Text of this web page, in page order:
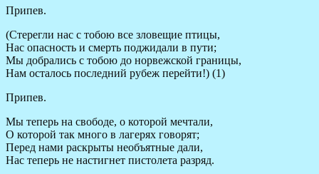
Припев.
(Стерегли нас с тобою все зловещие птицы,
Нас опасность и смерть поджидали в пути;
Мы добрались с тобою до норвежской границы,
Нам осталось последний рубеж перейти!) (1)
Припев.
Мы теперь на свободе, о которой мечтали,
О которой так много в лагерях говорят;
Перед нами раскрыты необъятные дали,
Нас теперь не настигнет пистолета разряд.